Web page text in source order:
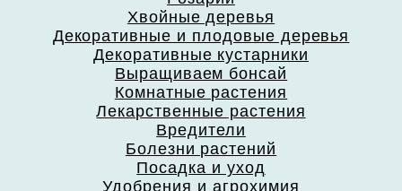
Хвойные деревья
Декоративные и плодовые деревья
Декоративные кустарники
Выращиваем бонсай
Комнатные растения
Лекарственные растения
Вредители
Болезни растений
Посадка и уход
Удобрения и агрохимия